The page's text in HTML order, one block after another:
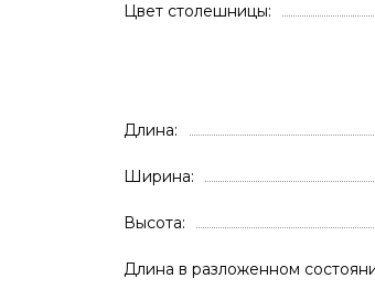
Цвет столешницы
Длина
Ширина
Высота
Длина в разложенном